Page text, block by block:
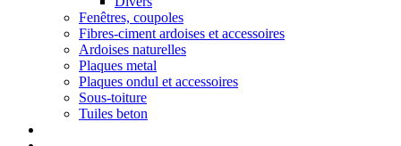
Fenêtres, coupoles
Fibres-ciment ardoises et accessoires
Ardoises naturelles
Plaques metal
Plaques ondul et accessoires
Sous-toiture
Tuiles beton